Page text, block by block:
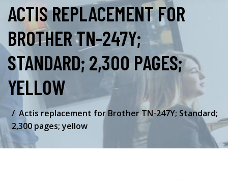
ACTIS REPLACEMENT FOR
BROTHER TN-247Y;
STANDARD; 2,300 PAGES;
YELLOW
Actis replacement for Brother TN-247Y; Standard;
2,300 pages; yellow